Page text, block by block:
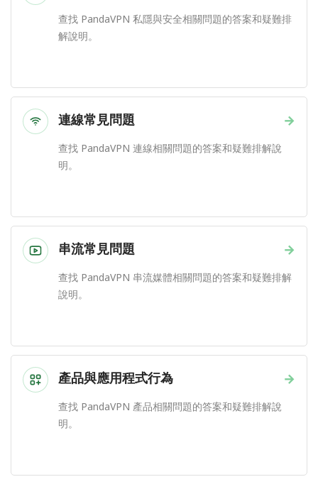
查找 PandaVPN 私隱與安全相關問題的答案和疑難排
解說明。
→
連線常見問題
查找 PandaVPN 連線相關問題的答案和疑難排解說
明。
→
串流常見問題
查找 PandaVPN 串流媒體相關問題的答案和疑難排解
說明。
→
產品與應用程式行為
查找 PandaVPN 產品相關問題的答案和疑難排解說
明。